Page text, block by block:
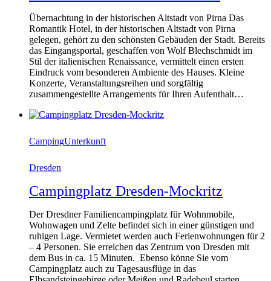
Übernachtung in der historischen Altstadt von Pirna Das
Romantik Hotel, in der historischen Altstadt von Pirna
gelegen, gehört zu den schönsten Gebäuden der Stadt. Bereits
das Eingangsportal, geschaffen von Wolf Blechschmidt im
Stil der italienischen Renaissance, vermittelt einen ersten
Eindruck vom besonderen Ambiente des Hauses. Kleine
Konzerte, Veranstaltungsreihen und sorgfältig
zusammengestellte Arrangements für Ihren Aufenthalt…
CampingUnterkunft
Dresden
Campingplatz Dresden-Mockritz
Der Dresdner Familiencampingplatz für Wohnmobile,
Wohnwagen und Zelte befindet sich in einer günstigen und
ruhigen Lage. Vermietet werden auch Ferienwohnungen für 2
– 4 Personen. Sie erreichen das Zentrum von Dresden mit
dem Bus in ca. 15 Minuten. Ebenso könne Sie vom
Campingplatz auch zu Tagesausflüge in das